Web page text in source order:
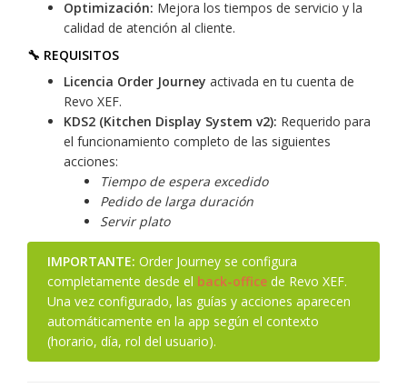
Optimización: Mejora los tiempos de servicio y la
calidad de atención al cliente.
🔧 REQUISITOS
Licencia Order Journey activada en tu cuenta de
Revo XEF.
KDS2 (Kitchen Display System v2): Requerido para
el funcionamiento completo de las siguientes
acciones:
Tiempo de espera excedido
Pedido de larga duración
Servir plato
IMPORTANTE: Order Journey se configura
completamente desde el back-office de Revo XEF.
Una vez configurado, las guías y acciones aparecen
automáticamente en la app según el contexto
(horario, día, rol del usuario).